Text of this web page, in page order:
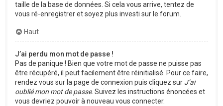
taille de la base de données. Si cela vous arrive, tentez de
vous ré-enregistrer et soyez plus investi sur le forum.
Haut
J’ai perdu mon mot de passe !
Pas de panique ! Bien que votre mot de passe ne puisse pas
être récupéré, il peut facilement être réinitialisé. Pour ce faire,
rendez vous sur la page de connexion puis cliquez sur J’ai
oublié mon mot de passe. Suivez les instructions énoncées et
vous devriez pouvoir à nouveau vous connecter.